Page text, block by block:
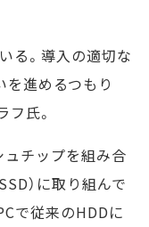
る。導入の適切な
進めるつもり
氏。
チップを組み合
）に取り組んで
で従来のHDDに